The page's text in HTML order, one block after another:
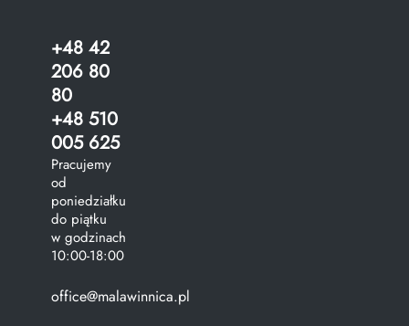
+48 42
206 80
80
+48 510
005 625
Pracujemy
od
poniedziałku
do piątku
w godzinach
10:00-18:00
office@malawinnica.pl